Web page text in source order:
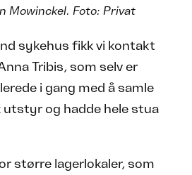
Mowinckel. Foto: Privat
sykehus fikk vi kontakt
Tribis, som selv er
i gang med å samle
og hadde hele stua
større lagerlokaler, som